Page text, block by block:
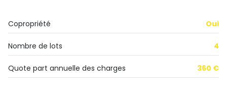
Copropriété Oui
Nombre de lots 4
Quote part annuelle des charges 360 €